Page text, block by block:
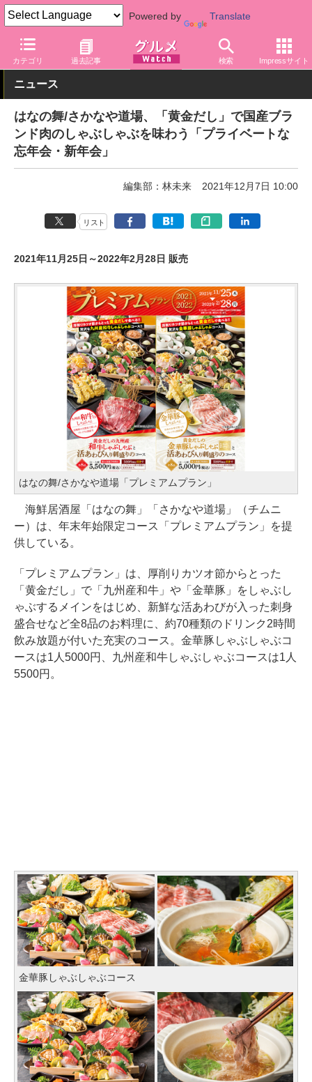
Powered by Translate
カテゴリ 過去記事 検索 Impressサイト
グルメ Watch 店舗 レストラン
ニュース
はなの舞/さかなや道場、「黄金だし」で国産ブラ
ンド肉のしゃぶしゃぶを味わう「プライベートな
忘年会・新年会」
編集部：林未来 2021年12月7日 10:00
リスト
2021年11月25日～2022年2月28日 販売
はなの舞/さかなや道場「プレミアムプラン」
海鮮居酒屋「はなの舞」「さかなや道場」（チムニ
ー）は、年末年始限定コース「プレミアムプラン」を提
供している。
「プレミアムプラン」は、厚削りカツオ節からとった
「黄金だし」で「九州産和牛」や「金華豚」をしゃぶし
ゃぶするメインをはじめ、新鮮な活あわびが入った刺身
盛合せなど全8品のお料理に、約70種類のドリンク2時間
飲み放題が付いた充実のコース。金華豚しゃぶしゃぶコ
ースは1人5000円、九州産和牛しゃぶしゃぶコースは1人
5500円。
金華豚しゃぶしゃぶコース